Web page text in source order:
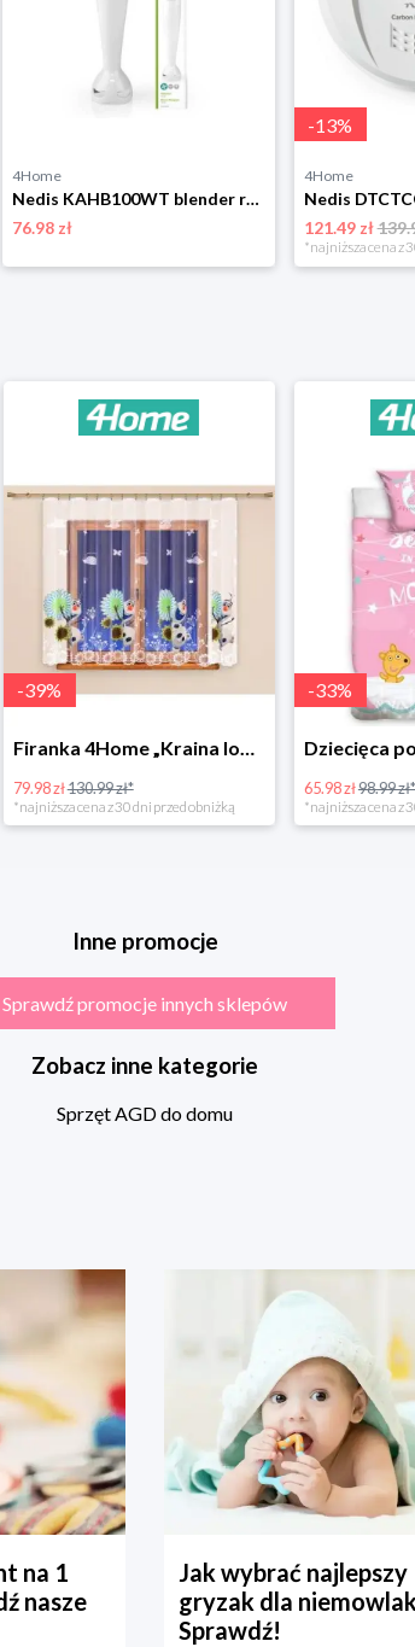
4Home
Nedis KAHB100WT blender ręczny
76.98 zł
-13%
4Home
121.49 zł
*najniższa cena z
-39%
79.98 zł130.99 zł*
*najniższa cena z 30 dni przed obniżką
-33%
65.98 zł98.99 zł*
*najniższa cena z
Inne promocje
Sprawdź promocje innych sklepów
Zobacz inne kategorie
Sprzęt AGD do domu
na 1
nasze
Jak wybrać najlepszy
gryzak dla
Sprawdź!